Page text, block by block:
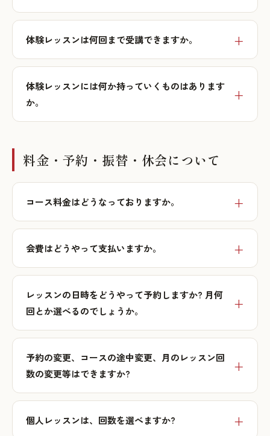
体験レッスンは何回まで受講できますか。
体験レッスンには何か持っていくものはあります
か。
料金・予約・振替・休会について
コース料金はどうなっておりますか。
会費はどうやって支払いますか。
レッスンの日時をどうやって予約しますか? 月何
回とか選べるのでしょうか。
予約の変更、コースの途中変更、月のレッスン回
数の変更等はできますか?
個人レッスンは、回数を選べますか?